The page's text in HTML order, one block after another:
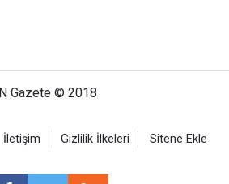
N Gazete © 2018
İletişim Gizlilik İlkeleri Sitene Ekle